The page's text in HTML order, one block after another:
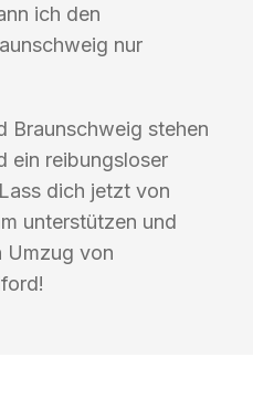
ich den
nur
Braunschweig stehen
ein reibungsloser
dich jetzt von
unterstützen und
Umzug von